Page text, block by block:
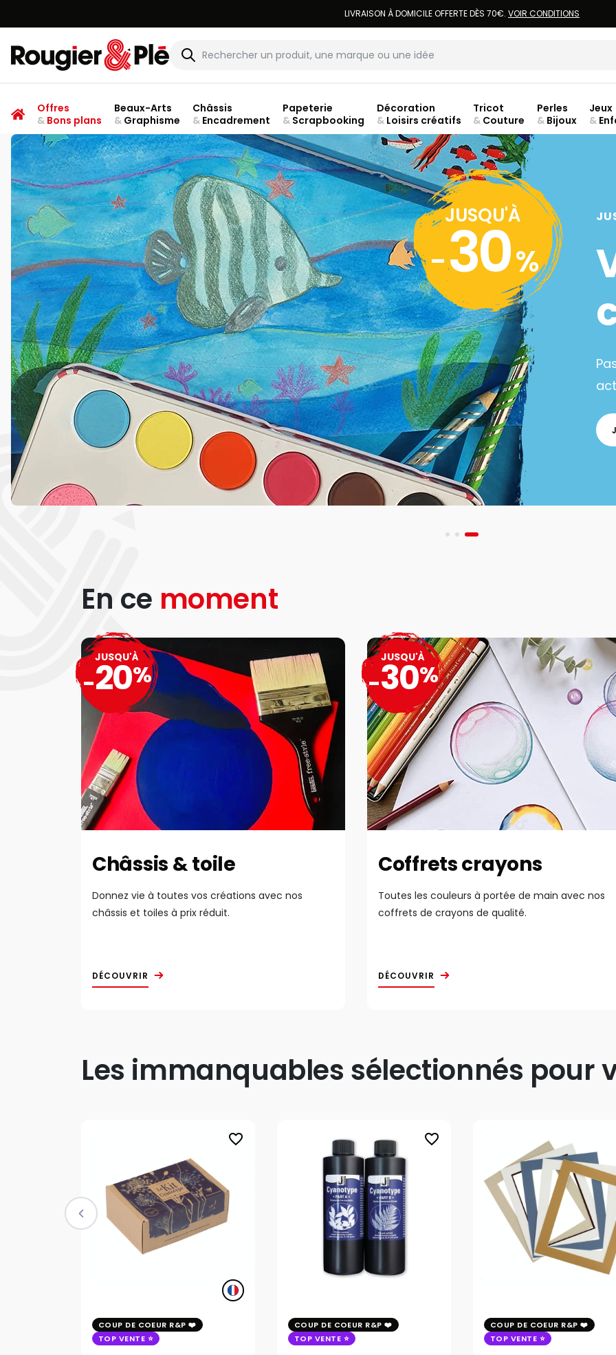
LIVRAISON À DOMICILE OFFERTE DÈS 70€. VOIR CONDITIONS
Rougier & Plé
Offres
&Bons plans
Beaux-Arts
&Graphisme
Châssis
&Encadrement
Papeterie
&Scrapbooking
Décoration
&Loisirs créatifs
Tricot
& Couture
Perles
& Bijoux
Jeux
&
JUSQU'À
-30%
En ce moment
Châssis & toile
Donnez vie à toutes vos créations avec nos
châssis et toiles à prix réduit.
DÉCOUVRIR
JUSQU'À
-20%
Coffrets crayons
Toutes les couleurs à portée de main avec nos
coffrets de crayons de qualité.
DÉCOUVRIR
JUSQU'À
-30%
Les immanquables sélectionnés pour
favorite_border
COUP DE COEUR R&P
TOP VENTE
favorite_border
COUP DE COEUR R&P
TOP VENTE
COUP DE COEUR R&P
TOP VENTE